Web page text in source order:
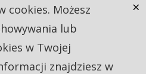
cookies. Możesz
lub
w Twojej
znajdziesz w
×